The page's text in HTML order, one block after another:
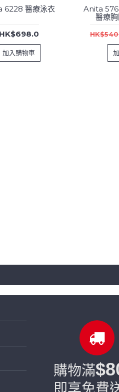
6228 醫療泳衣
HK$698.0
加入購物車
Anita
醫療
購物滿
即享免費